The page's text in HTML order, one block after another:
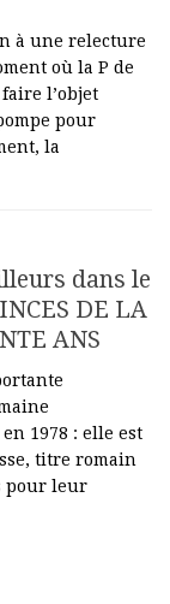
à une relecture
où la P de
l’objet
pour
la
dans le
DE LA
ANS
1978 : elle est
titre romain
pour leur